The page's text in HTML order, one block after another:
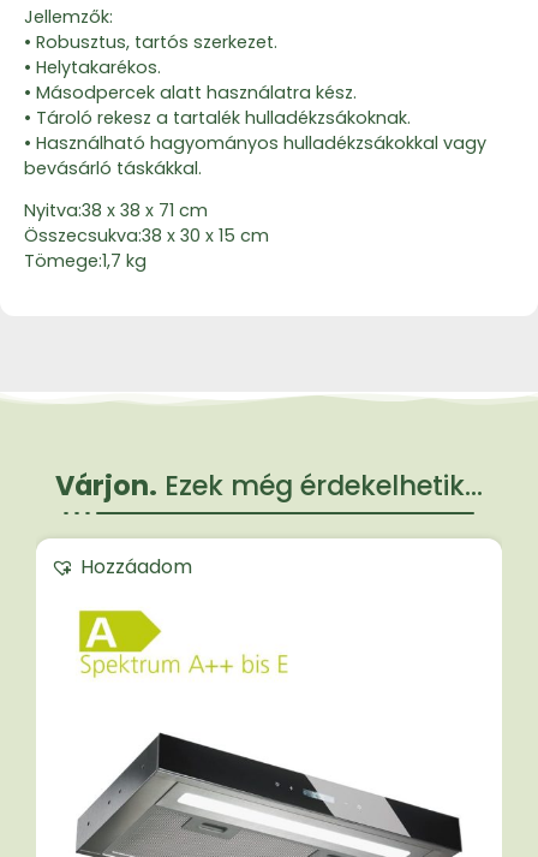
Jellemzők:
• Robusztus, tartós szerkezet.
• Helytakarékos.
• Másodpercek alatt használatra kész.
• Tároló rekesz a tartalék hulladékzsákoknak.
• Használható hagyományos hulladékzsákokkal vagy
bevásárló táskákkal.
Nyitva:38 x 38 x 71 cm
Összecsukva:38 x 30 x 15 cm
Tömege:1,7 kg
Várjon. Ezek még érdekelhetik...
Hozzáadom